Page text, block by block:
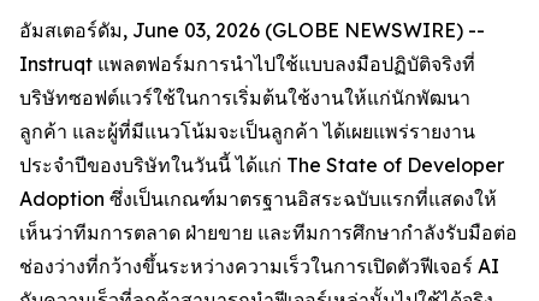
อัมสเตอร์ดัม, June 03, 2026 (GLOBE NEWSWIRE) --
Instruqt แพลตฟอร์มการนำไปใช้แบบลงมือปฏิบัติจริงที่
บริษัทซอฟต์แวร์ใช้ในการเริ่มต้นใช้งานให้แก่นักพัฒนา
ลูกค้า และผู้ที่มีแนวโน้มจะเป็นลูกค้า ได้เผยแพร่รายงาน
ประจำปีของบริษัทในวันนี้ ได้แก่ The State of Developer
Adoption ซึ่งเป็นเกณฑ์มาตรฐานอิสระฉบับแรกที่แสดงให้
เห็นว่าทีมการตลาด ฝ่ายขาย และทีมการศึกษากำลังรับมือต่อ
ช่องว่างที่กว้างขึ้นระหว่างความเร็วในการเปิดตัวฟีเจอร์ AI